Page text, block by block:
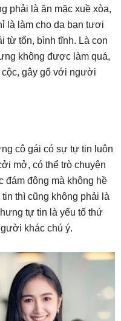
phải là ăn mặc xuề xòa,
là làm cho da bạn tươi
từ tốn, bình tĩnh. Là con
không được làm quá,
cộc, gây gổ với người
cô gái có sự tự tin luôn
mở, có thể trò chuyện
đông mà không hề
thì cũng không phải là
tự tin là yếu tố thứ
khác chú ý.